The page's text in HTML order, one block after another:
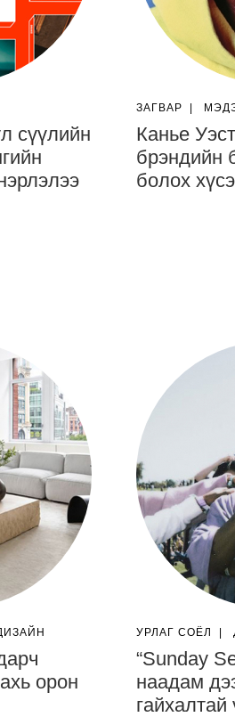
сүүлийн
ЗАГВАР
Канье
брэндийн
болох
орон
УРЛАГ СОЁЛ
“Sunday
наадам
гайхалтай